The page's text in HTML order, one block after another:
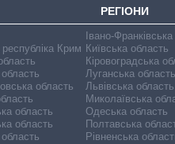
РЕГІОНИ
Крим
область
область
область
Івано-
Київська область
Кіровоградська
Луганська область
Львівська область
Миколаївська
Одеська область
Полтавська
Рівненська